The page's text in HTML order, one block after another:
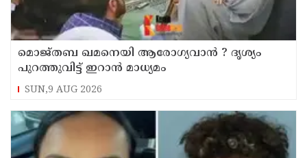
മൊജ്തബ ഖമനെയി ആരോഗ്യവാന്‍ ? ദൃശ്യം
പുറത്തുവിട്ട് ഇറാന്‍ മാധ്യമം
SUN,9 AUG 2026